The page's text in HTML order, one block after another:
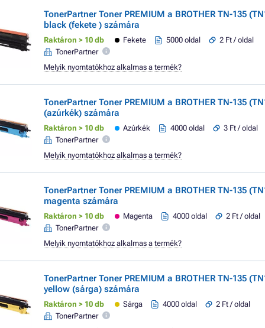
TonerPartner Toner PREMIUM a BROTHER TN-135
black (fekete ) számára
Raktáron > 10 db Fekete 5000 oldal
2 Ft / oldal
TonerPartner
Melyik nyomtatókhoz alkalmas a termék?
TonerPartner Toner PREMIUM a BROTHER TN-135
(azúrkék) számára
Raktáron > 10 db Azúrkék 4000 oldal
3 Ft / oldal
TonerPartner
Melyik nyomtatókhoz alkalmas a termék?
TonerPartner Toner PREMIUM a BROTHER TN-135
magenta számára
Raktáron > 10 db Magenta 4000 oldal
2 Ft / oldal
TonerPartner
Melyik nyomtatókhoz alkalmas a termék?
TonerPartner Toner PREMIUM a BROTHER TN-135
yellow (sárga) számára
Raktáron > 10 db Sárga 4000 oldal
2 Ft / oldal
TonerPartner